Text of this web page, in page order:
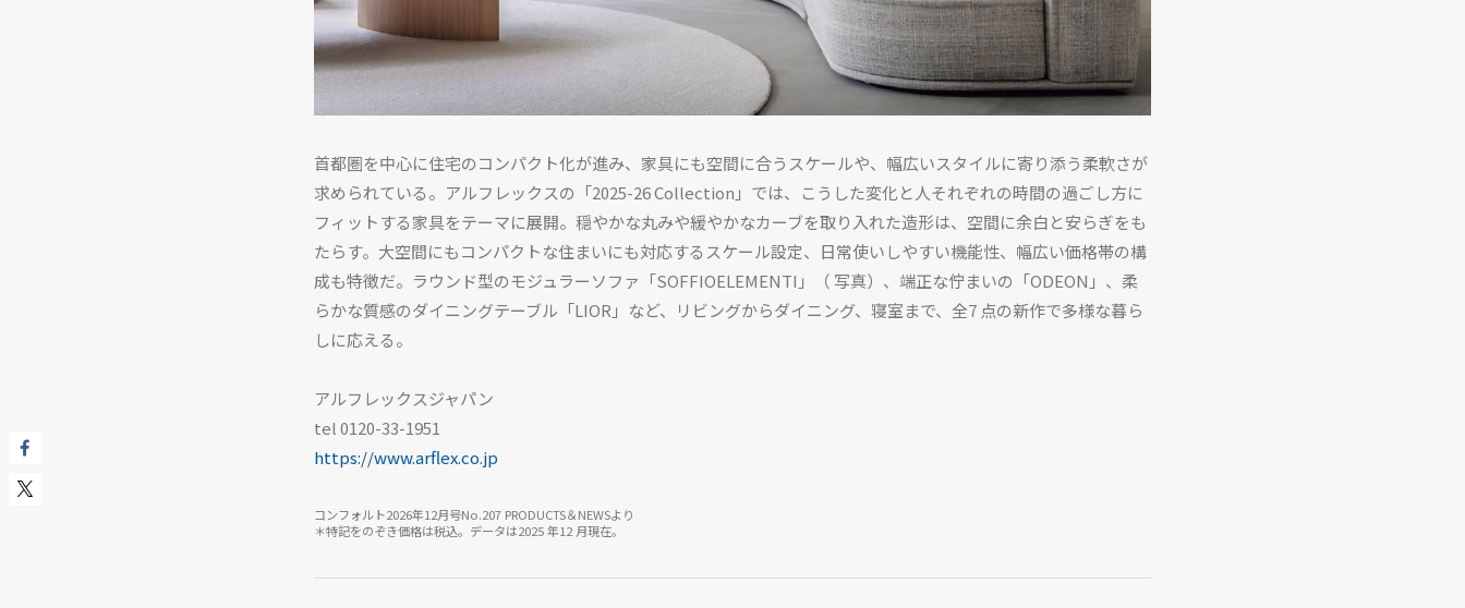
HOME
TOP
首都圏を中心に住宅のコンパクト化が進み、家具にも空間に合うスケールや、幅広いスタイルに寄り添う柔軟さが
求められている。アルフレックスの「2025-26 Collection」では、こうした変化と人それぞれの時間の過ごし方に
フィットする家具をテーマに展開。穏やかな丸みや緩やかなカーブを取り入れた造形は、空間に余白と安らぎをも
たらす。大空間にもコンパクトな住まいにも対応するスケール設定、日常使いしやすい機能性、幅広い価格帯の構
成も特徴だ。ラウンド型のモジュラーソファ「SOFFIOELEMENTI」（ 写真）、端正な佇まいの「ODEON」、柔
らかな質感のダイニングテーブル「LIOR」など、リビングからダイニング、寝室まで、全7 点の新作で多様な暮ら
しに応える。
アルフレックスジャパン
tel 0120-33-1951
https://www.arflex.co.jp
コンフォルト2026年12月号No.207 PRODUCTS＆NEWSより
＊特記をのぞき価格は税込。データは2025 年12 月現在。